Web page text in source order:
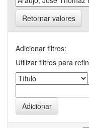
Retornar valores
Adicionar filtros:
Utilizar filtros para